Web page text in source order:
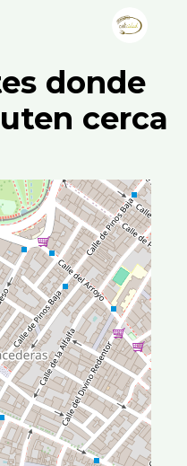
donde
cerca